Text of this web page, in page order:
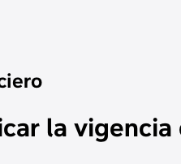
la vigencia